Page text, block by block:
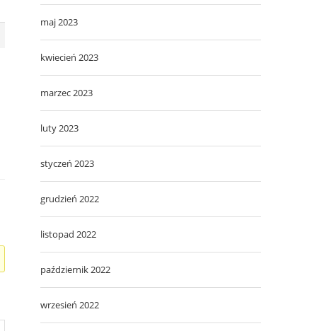
maj 2023
kwiecień 2023
marzec 2023
luty 2023
styczeń 2023
grudzień 2022
listopad 2022
październik 2022
wrzesień 2022